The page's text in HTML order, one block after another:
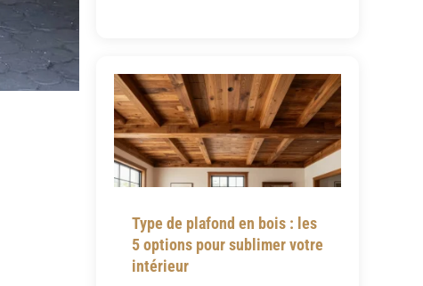
Type de plafond en bois : les
5 options pour sublimer votre
intérieur